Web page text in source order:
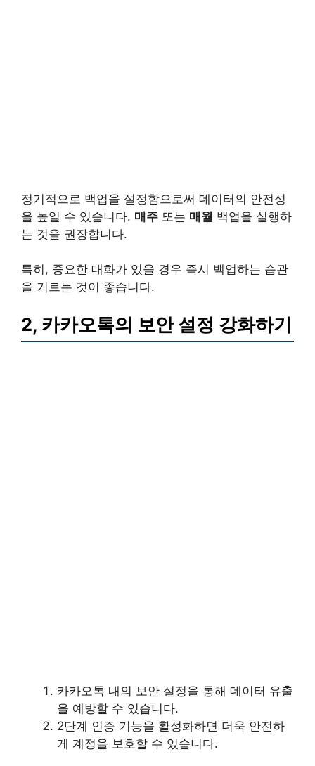
정기적으로 백업을 설정함으로써 데이터의 안전성
을 높일 수 있습니다. 매주 또는 매월 백업을 실행하
는 것을 권장합니다.
특히, 중요한 대화가 있을 경우 즉시 백업하는 습관
을 기르는 것이 좋습니다.
2, 카카오톡의 보안 설정 강화하기
카카오톡 내의 보안 설정을 통해 데이터 유출
을 예방할 수 있습니다.
2단계 인증 기능을 활성화하면 더욱 안전하
게 계정을 보호할 수 있습니다.